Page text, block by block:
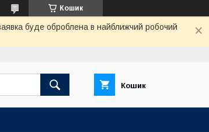
Кошик
буде оброблена в найближчий робочий
Кошик